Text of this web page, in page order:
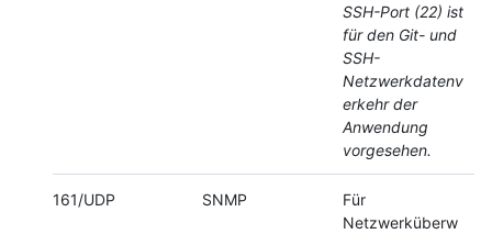
SSH-Port (22) ist
für den Git- und
SSH-
Netzwerkdatenv
erkehr der
Anwendung
vorgesehen.
161/UDP SNMP
Für
Netzwerküberw